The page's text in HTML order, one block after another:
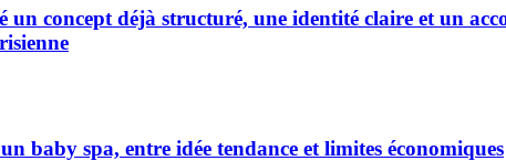
concept déjà structuré, une identité claire et un
baby spa, entre idée tendance et limites économiques